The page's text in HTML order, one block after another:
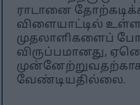
ராடானை
விளையாட்டில் உள்ள
முதலாளிகளைப்
விருப்பமானது,
வேண்டியதில்லை.